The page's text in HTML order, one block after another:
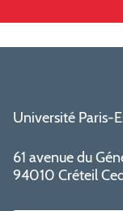
Université Paris-
61 avenue du
94010 Créteil